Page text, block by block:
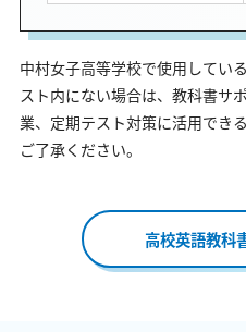
中村女子高等学校で使用してい
スト内にない場合は、教科書サ
業、定期テスト対策に活用でき
ご了承ください。
高校英語教科